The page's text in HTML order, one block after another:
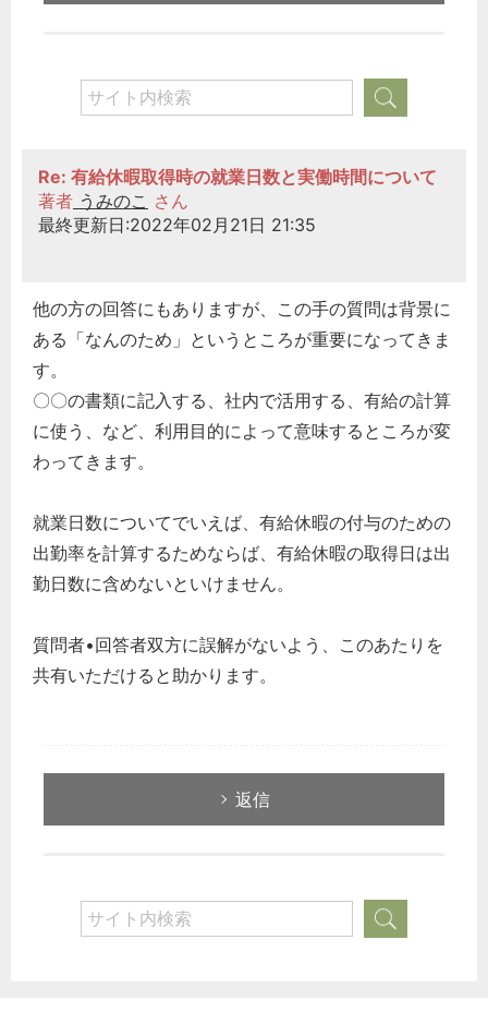
Re: 有給休暇取得時の就業日数と実働時間について
著者 うみのこ さん
最終更新日:2022年02月21日 21:35
他の方の回答にもありますが、この手の質問は背景に
ある「なんのため」というところが重要になってきま
す。
〇〇の書類に記入する、社内で活用する、有給の計算
に使う、など、利用目的によって意味するところが変
わってきます。
就業日数についてでいえば、有給休暇の付与のための
出勤率を計算するためならば、有給休暇の取得日は出
勤日数に含めないといけません。
質問者•回答者双方に誤解がないよう、このあたりを
共有いただけると助かります。
返信
どのカテゴリーに投稿しますか？
選択してください
企業法務